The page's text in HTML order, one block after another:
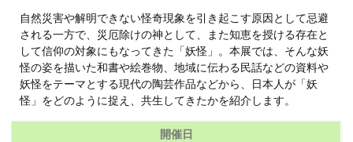
自然災害や解明できない怪奇現象を引き起こす原因として忌避
される一方で、災厄除けの神として、また知恵を授ける存在と
して信仰の対象にもなってきた「妖怪」。本展では、そんな妖
怪の姿を描いた和書や絵巻物、地域に伝わる民話などの資料や
妖怪をテーマとする現代の陶芸作品などから、日本人が「妖
怪」をどのように捉え、共生してきたかを紹介します。
開催日